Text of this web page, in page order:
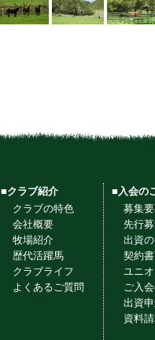
■クラブ紹介
クラブの特色
会社概要
牧場紹介
歴代活躍馬
クラブライフ
よくあるご質問
■入会の
募集
先行
出資
契約
ユニ
ご入
出資
資料